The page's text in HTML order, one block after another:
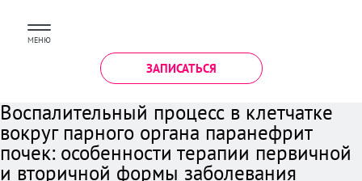
МЕНЮ
ЗАПИСАТЬСЯ
Воспалительный процесс в клетчатке
вокруг парного органа паранефрит
почек: особенности терапии первичной
и вторичной формы заболевания